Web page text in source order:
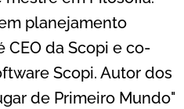
planejamento
CEO da Scopi e co-
Scopi. Autor dos
de Primeiro Mundo"